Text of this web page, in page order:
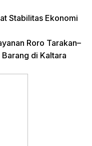
Stabilitas Ekonomi
Roro Tarakan–
di Kaltara